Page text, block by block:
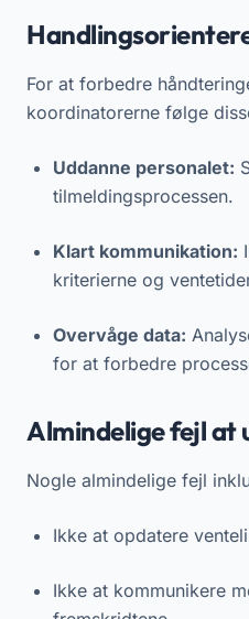
For at forbedre
koordinatorerne følge
Uddanne personalet:
tilmeldingsprocessen.
Klart kommunikation:
kriterierne og
Overvåge data:
for at forbedre
Almindelige fejl at
Nogle almindelige fejl
Ikke at opdatere
Ikke at kommunikere